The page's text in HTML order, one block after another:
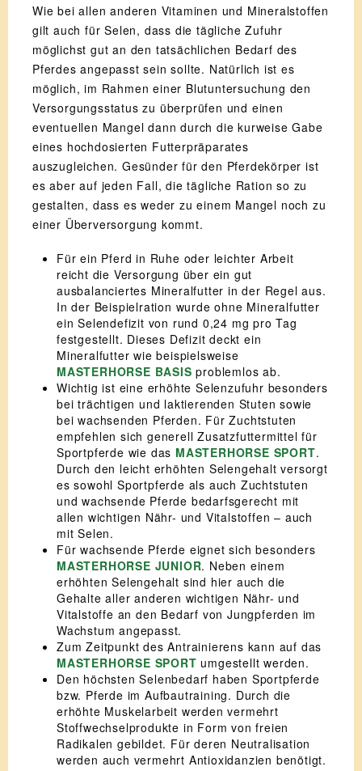
Wie bei allen anderen Vitaminen und Mineralstoffen
gilt auch für Selen, dass die tägliche Zufuhr
möglichst gut an den tatsächlichen Bedarf des
Pferdes angepasst sein sollte. Natürlich ist es
möglich, im Rahmen einer Blutuntersuchung den
Versorgungsstatus zu überprüfen und einen
eventuellen Mangel dann durch die kurweise Gabe
eines hochdosierten Futterpräparates
auszugleichen. Gesünder für den Pferdekörper ist
es aber auf jeden Fall, die tägliche Ration so zu
gestalten, dass es weder zu einem Mangel noch zu
einer Überversorgung kommt.
Für ein Pferd in Ruhe oder leichter Arbeit
reicht die Versorgung über ein gut
ausbalanciertes Mineralfutter in der Regel aus.
In der Beispielration wurde ohne Mineralfutter
ein Selendefizit von rund 0,24 mg pro Tag
festgestellt. Dieses Defizit deckt ein
Mineralfutter wie beispielsweise
MASTERHORSE BASIS problemlos ab.
Wichtig ist eine erhöhte Selenzufuhr besonders
bei trächtigen und laktierenden Stuten sowie
bei wachsenden Pferden. Für Zuchtstuten
empfehlen sich generell Zusatzfuttermittel für
Sportpferde wie das MASTERHORSE SPORT.
Durch den leicht erhöhten Selengehalt versorgt
es sowohl Sportpferde als auch Zuchtstuten
und wachsende Pferde bedarfsgerecht mit
allen wichtigen Nähr- und Vitalstoffen – auch
mit Selen.
Für wachsende Pferde eignet sich besonders
MASTERHORSE JUNIOR. Neben einem
erhöhten Selengehalt sind hier auch die
Gehalte aller anderen wichtigen Nähr- und
Vitalstoffe an den Bedarf von Jungpferden im
Wachstum angepasst.
Zum Zeitpunkt des Antrainierens kann auf das
MASTERHORSE SPORT umgestellt werden.
Den höchsten Selenbedarf haben Sportpferde
bzw. Pferde im Aufbautraining. Durch die
erhöhte Muskelarbeit werden vermehrt
Stoffwechselprodukte in Form von freien
Radikalen gebildet. Für deren Neutralisation
werden auch vermehrt Antioxidanzien benötigt.